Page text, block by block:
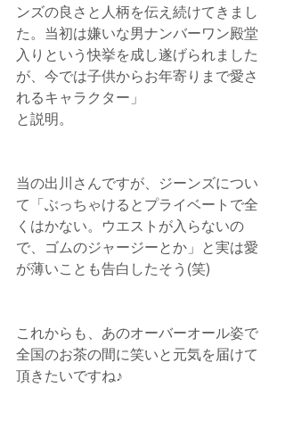
ンズの良さと人柄を伝え続けてきまし
た。当初は嫌いな男ナンバーワン殿堂
入りという快挙を成し遂げられました
が、今では子供からお年寄りまで愛さ
れるキャラクター」
と説明。
当の出川さんですが、ジーンズについ
て「ぶっちゃけるとプライベートで全
くはかない。ウエストが入らないの
で、ゴムのジャージーとか」と実は愛
が薄いことも告白したそう(笑)
これからも、あのオーバーオール姿で
全国のお茶の間に笑いと元気を届けて
頂きたいですね♪